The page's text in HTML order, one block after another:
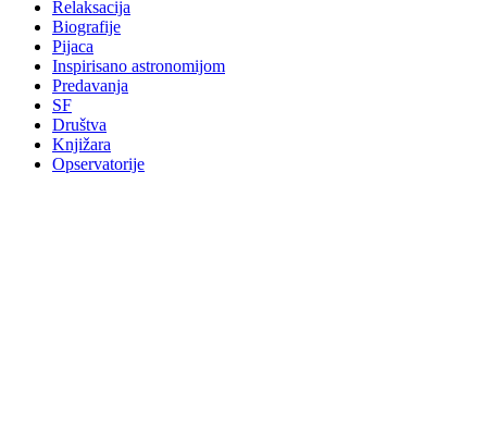
Relaksacija
Biografije
Pijaca
Inspirisano astronomijom
Predavanja
SF
Društva
Knjižara
Opservatorije